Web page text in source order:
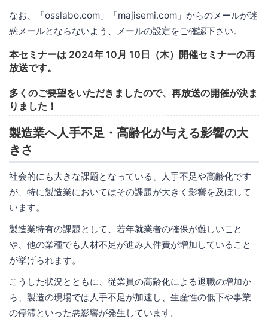
なお、「osslabo.com」「majisemi.com」からのメールが迷
惑メールとならないよう、メールの設定をご確認下さい。
本セミナーは 2024年 10月 10日（木）開催セミナーの再
放送です。
多くのご要望をいただきましたので、再放送の開催が決ま
りました！
製造業へ人手不足・高齢化が与える影響の大
きさ
社会的にも大きな課題となっている、人手不足や高齢化です
が、特に製造業においてはその課題が大きく影響を及ぼして
います。
製造業特有の課題として、若年就業者の確保が難しいこと
や、他の業種でも人材不足が進み人件費が増加していること
が挙げられます。
こうした状況とともに、従業員の高齢化による退職の増加か
ら、製造の現場では人手不足が加速し、生産性の低下や事業
の停滞といった悪影響が発生しています。